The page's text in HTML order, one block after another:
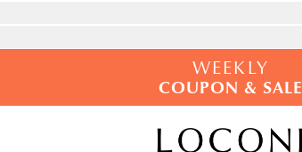
WEEKLY
COUPON & SALE